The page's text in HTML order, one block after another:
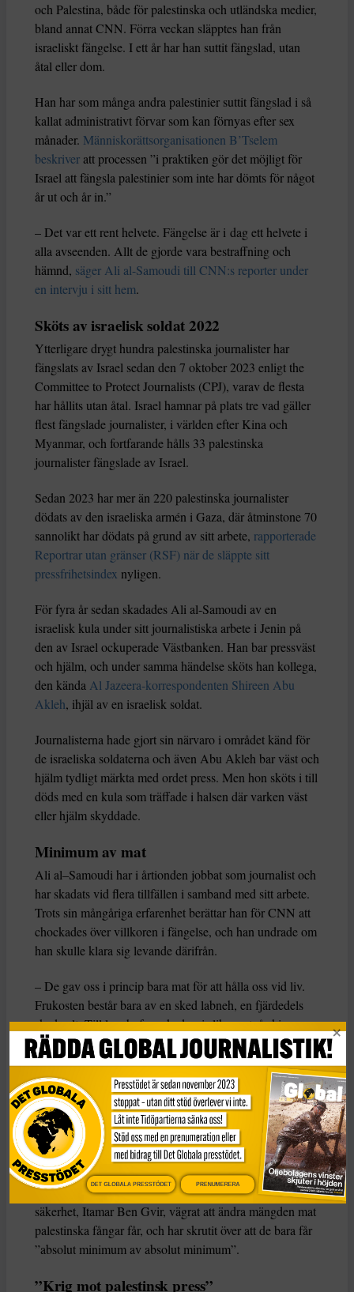
och Palestina, både för palestinska och utländska medier,
bland annat CNN. Förra veckan släpptes han från
israeliskt fängelse. I ett år har han suttit fängslad, utan
åtal eller dom.
Han har som många andra palestinier suttit fängslad i så
kallat administrativt förvar som kan förnyas efter sex
månader. Människorättsorganisationen B’Tselem
beskriveratt processen ”i praktiken gör det möjligt för
Israel att fängsla palestinier som inte har dömts för något
år ut och år in.”
– Det var ett rent helvete. Fängelse är i dag ett helvete i
alla avseenden. Allt de gjorde vara bestraffning och
hämnd, säger Ali al-Samoudi till CNN:s reporter under
en intervju i sitt hem.
Sköts av israelisk soldat 2022
Ytterligare drygt hundra palestinska journalister har
fängslats av Israel sedan den 7 oktober 2023 enligt the
Committee to Protect Journalists (CPJ), varav de flesta
har hållits utan åtal. Israel hamnar på plats tre vad gäller
flest fängslade journalister, i världen efter Kina och
Myanmar, och fortfarande hålls 33 palestinska
journalister fängslade av Israel.
Sedan 2023 har mer än 220 palestinska journalister
dödats av den israeliska armén i Gaza, där åtminstone 70
sannolikt har dödats på grund av sitt arbete, rapporterade
Reportrar utan gränser (RSF) när de släppte sitt
pressfrihetsindex nyligen.
För fyra år sedan skadades Ali al-Samoudi av en
israelisk kula under sitt journalistiska arbete i Jenin på
den av Israel ockuperade Västbanken. Han bar pressväst
och hjälm, och under samma händelse sköts han kollega,
den kända Al Jazeera-korrespondenten Shireen Abu
Akleh, ihjäl av en israelisk soldat.
Journalisterna hade gjort sin närvaro i området känd för
de israeliska soldaterna och även Abu Akleh bar väst och
hjälm tydligt märkta med ordet press. Men hon sköts i till
döds med en kula som träffade i halsen där varken väst
eller hjälm skyddade.
Minimum av mat
Ali al–Samoudi har i årtionden jobbat som journalist och
har skadats vid flera tillfällen i samband med sitt arbete.
Trots sin mångåriga erfarenhet berättar han för CNN att
chockades över villkoren i fängelse, och han undrade om
han skulle klara sig levande därifrån.
– De gav oss i princip bara mat för att hålla oss vid liv.
Frukosten består bara av en sked labneh, en fjärdedels
sked sylt. Till lunch: fyra skedar ris liksom två skivor
gurka eller två skivor tomater eller två skivor paprika,
säger han till CNN, och förklarar att middagen var en
”lyxmåltid” med två skedar hoummos, en sked tahini och
ett ägg.
I september förra året beslutade Israels högsta domstol att
palestinska fångar inte fick tillräckligt med näring. Då
hade flera palestinier lämnat fängelset utmärglade. Trots
HD:s beslut har den högerextreme ministern för nationell
säkerhet, Itamar Ben Gvir, vägrat att ändra mängden mat
palestinska fångar får, och har skrutit över att de bara får
”absolut minimum av absolut minimum”.
”Krig mot palestinsk press”
DET GLOBALA PRESSTÖDET PRENUMERERA